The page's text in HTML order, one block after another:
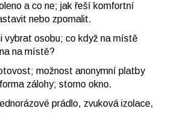
a co ne; jak řeší komfortní
nebo zpomalit.
vybrat osobu; co když na místě
na místě?
možnost anonymní platby
zálohy; storno okno.
prádlo, zvuková izolace,